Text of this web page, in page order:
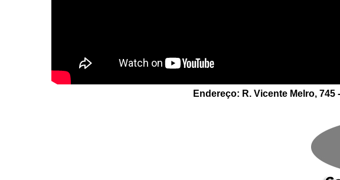
Endereço: R. Vicente Melro, 745